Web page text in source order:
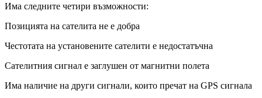
Има следните четири възможности:
Позицията на сателита не е добра
Честотата на установените сателити е недостатъчна
Сателитния сигнал е заглушен от магнитни полета
Има наличие на други сигнали, които пречат на GPS сигнала